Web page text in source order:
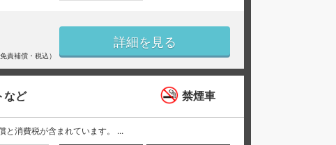
責補償・税込）
詳細を見る
など 禁煙車
と消費税が含まれています。 ...